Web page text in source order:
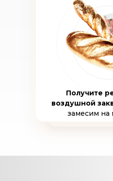
Получите
воздушной
замесим на